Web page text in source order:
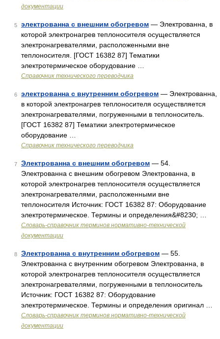
документации
5 электрованна с внешним обогревом — Электрованна, в
которой электронагрев теплоносителя осуществляется
электронагревателями, расположенными вне
теплоносителя. [ГОСТ 16382 87] Тематики
электротермическое оборудование …
Справочник технического переводчика
6 электрованна с внутренним обогревом — Электрованна,
в которой электронагрев теплоносителя осуществляется
электронагревателями, погруженными в теплоноситель.
[ГОСТ 16382 87] Тематики электротермическое
оборудование …
Справочник технического переводчика
7 Электрованна с внешним обогревом — 54.
Электрованна с внешним обогревом Электрованна, в
которой электронагрев теплоносителя осуществляется
электронагревателями, расположенными вне
теплоносителя Источник: ГОСТ 16382 87: Оборудование
электротермическое. Термины и определения&#8230; …
Словарь-справочник терминов нормативно-технической
документации
8 Электрованна с внутренним обогревом — 55.
Электрованна с внутренним обогревом Электрованна, в
которой электронагрев теплоносителя осуществляется
электронагревателями, погруженными в теплоноситель
Источник: ГОСТ 16382 87: Оборудование
электротермическое. Термины и определения оригинал …
Словарь-справочник терминов нормативно-технической
документации